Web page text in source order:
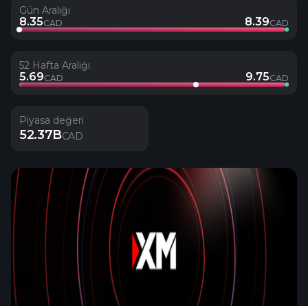
Gün Aralığı
8.35CAD 8.39CAD
52 Hafta Aralığı
5.69CAD 9.75CAD
Piyasa değeri
52.37BCAD